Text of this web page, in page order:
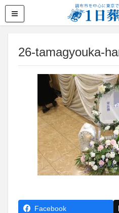
26-tamagyouka-
Facebook